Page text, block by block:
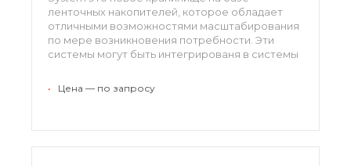
ленточных накопителей, которое обладает
отличными возможностями масштабирования
по мере возникновения потребности. Эти
системы могут быть интегрированя в системы
Oracle Exadata.
• Цена — по запросу